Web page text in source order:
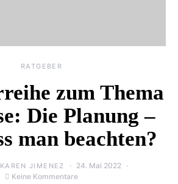
RATGEBER
zum Thema
Die Planung –
man beachten?
JIMENEZ
24. Mai 2022
Keine Kommentare